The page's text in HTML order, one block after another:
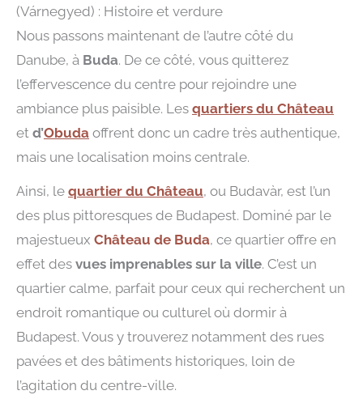
(Várnegyed) : Histoire et verdure
Nous passons maintenant de l’autre côté du
Danube, à Buda. De ce côté, vous quitterez
l’effervescence du centre pour rejoindre une
ambiance plus paisible. Les quartiers du Château
et d’Obuda offrent donc un cadre très authentique,
mais une localisation moins centrale.
Ainsi, le quartier du Château, ou Budavàr, est l’un
des plus pittoresques de Budapest. Dominé par le
majestueux Château de Buda, ce quartier offre en
effet des vues imprenables sur la ville. C’est un
quartier calme, parfait pour ceux qui recherchent un
endroit romantique ou culturel où dormir à
Budapest. Vous y trouverez notamment des rues
pavées et des bâtiments historiques, loin de
l’agitation du centre-ville.